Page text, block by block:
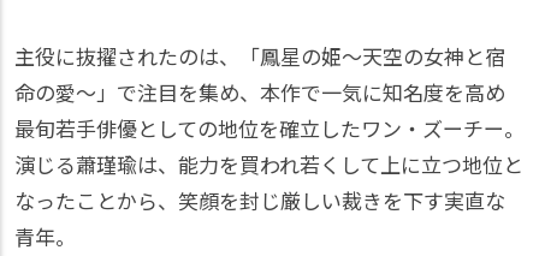
主役に抜擢されたのは、「鳳星の姫～天空の女神と宿
命の愛～」で注目を集め、本作で一気に知名度を高め
最旬若手俳優としての地位を確立したワン・ズーチー。
演じる蕭瑾瑜は、能力を買われ若くして上に立つ地位と
なったことから、笑顔を封じ厳しい裁きを下す実直な
青年。